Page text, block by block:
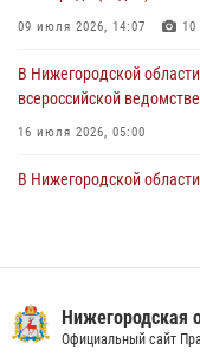
09 июля 2026, 14:07 10
В Нижегородской
всероссийской
16 июля 2026, 05:00
В Нижегородской
Суперкубка России в
20 июля 2026, 13:55 2
Нижегородская
Официальный сайт